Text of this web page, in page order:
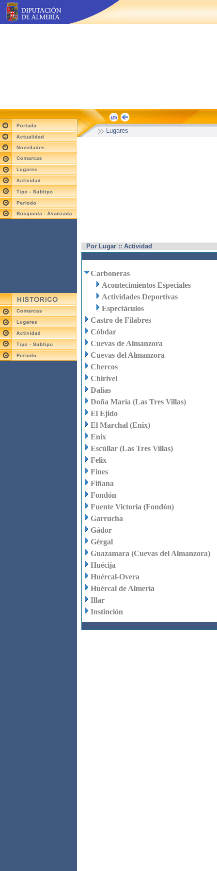
Lugares
Por Lugar :: Actividad
Carboneras
Acontecimientos Especiales
Actividades Deportivas
Espectáculos
Castro de Filabres
Cóbdar
Cuevas de Almanzora
Cuevas del Almanzora
Chercos
Chirivel
Dalías
Doña María (Las Tres Villas)
El Ejido
El Marchal (Enix)
Enix
Escúllar (Las Tres Villas)
Felix
Fines
Fiñana
Fondón
Fuente Victoria (Fondón)
Garrucha
Gádor
Gérgal
Guazamara (Cuevas del Almanzora)
Huécija
Huércal-Overa
Huércal de Almería
Illar
Instinción